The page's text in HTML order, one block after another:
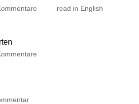
read in English